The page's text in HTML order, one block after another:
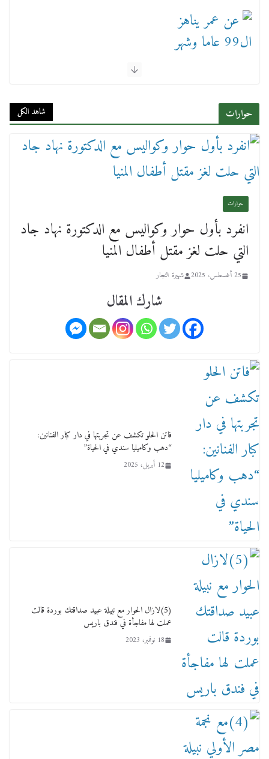
أحد ودفنه في هدوء الأحد الماضي
حوارات شاهد الكل
حوارات
انفرد بأول حوار وكواليس مع الدكتورة نهاد جاد
التي حلت لغز مقتل أطفال المنيا
25 أغسطس، 2025 شهيرة النجار
شارك المقال
فاتن الحلو تكشف عن تجربتها في دار كبار الفنانين:
“دهب وكاميليا سندي في الحياة”
12 أبريل، 2025
(5)لازال الحوار مع نبيلة عبيد صداقتك بوردة قالت
عملت لها مفاجأة في فندق باريس
18 نوفمبر، 2023